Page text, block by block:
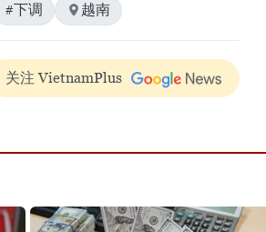
#下调 越南
关注 VietnamPlus